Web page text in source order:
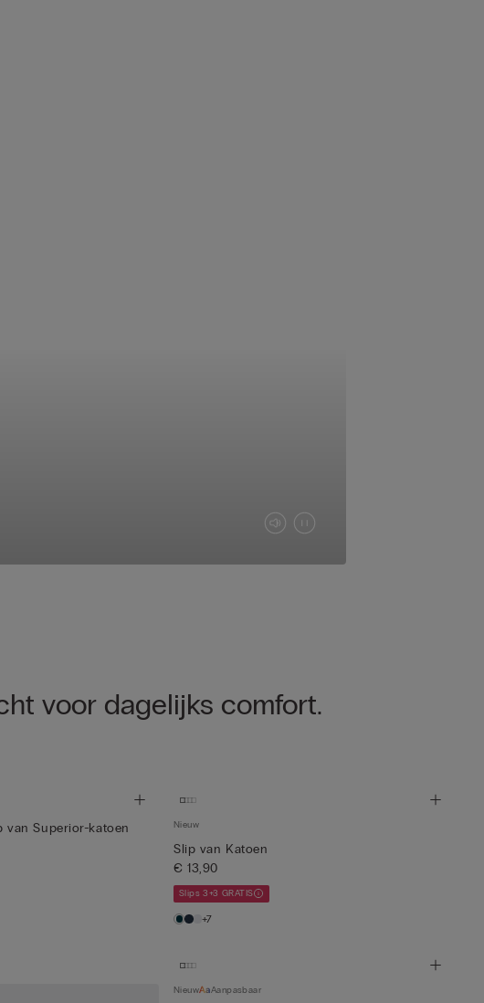
voor dagelijks comfort.
van Superior-katoen
Nieuw
Slip van Katoen
€ 13,90
Slips 3+3 GRATIS
+7
Nieuw Aanpasbaar